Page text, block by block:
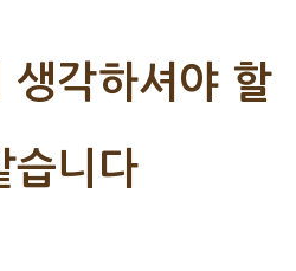
생각하셔야 할
습니다